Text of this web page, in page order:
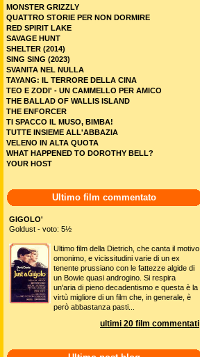
MONSTER GRIZZLY
QUATTRO STORIE PER NON DORMIRE
RED SPIRIT LAKE
SAVAGE HUNT
SHELTER (2014)
SING SING (2023)
SVANITA NEL NULLA
TAYANG: IL TERRORE DELLA CINA
TEO E ZODI' - UN CAMMELLO PER AMICO
THE BALLAD OF WALLIS ISLAND
THE ENFORCER
TI SPACCO IL MUSO, BIMBA!
TUTTE INSIEME ALL'ABBAZIA
VELENO IN ALTA QUOTA
WHAT HAPPENED TO DOROTHY BELL?
YOUR HOST
Ultimo film commentato
GIGOLO'
Goldust - voto: 5½
Ultimo film della Dietrich, che canta il motivo
omonimo, e vicissitudini varie di un ex
tenente prussiano con le fattezze algide di
un Bowie quasi androgino. Si respira
un'aria di pieno decadentismo e questa è la
virtù migliore di un film che, in generale, è
però abbastanza pasti...
ultimi 20 film commentati